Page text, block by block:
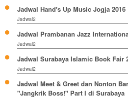
Jadwal Hand's Up Music Jogja 2016
Jadwal2
Jadwal Prambanan Jazz
Jadwal2
Jadwal Surabaya Islamic Book Fair
Jadwal2
Jadwal Meet & Greet dan Nonton
"Jangkrik Boss!" Part I di Surabaya